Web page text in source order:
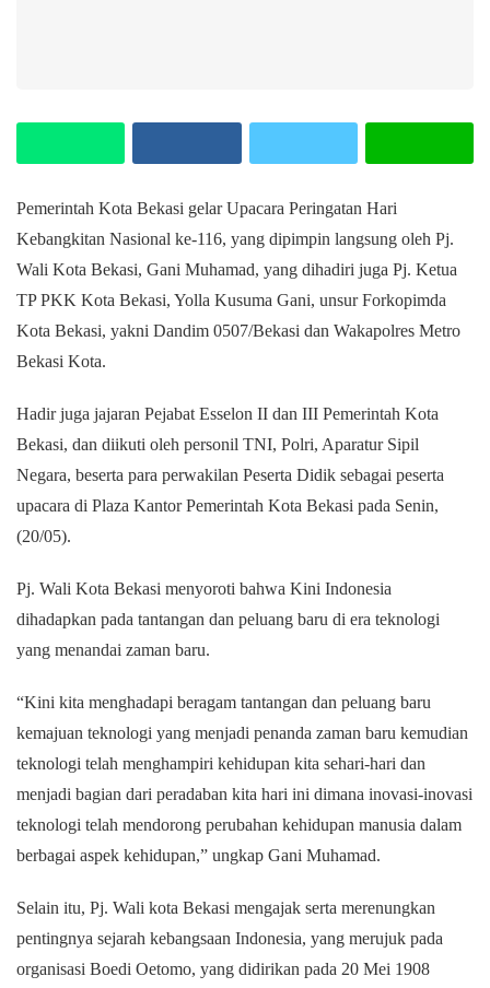
Pemerintah Kota Bekasi gelar Upacara Peringatan Hari
Kebangkitan Nasional ke-116, yang dipimpin langsung oleh Pj.
Wali Kota Bekasi, Gani Muhamad, yang dihadiri juga Pj. Ketua
TP PKK Kota Bekasi, Yolla Kusuma Gani, unsur Forkopimda
Kota Bekasi, yakni Dandim 0507/Bekasi dan Wakapolres Metro
Bekasi Kota.
Hadir juga jajaran Pejabat Esselon II dan III Pemerintah Kota
Bekasi, dan diikuti oleh personil TNI, Polri, Aparatur Sipil
Negara, beserta para perwakilan Peserta Didik sebagai peserta
upacara di Plaza Kantor Pemerintah Kota Bekasi pada Senin,
(20/05).
Pj. Wali Kota Bekasi menyoroti bahwa Kini Indonesia
dihadapkan pada tantangan dan peluang baru di era teknologi
yang menandai zaman baru.
“Kini kita menghadapi beragam tantangan dan peluang baru
kemajuan teknologi yang menjadi penanda zaman baru kemudian
teknologi telah menghampiri kehidupan kita sehari-hari dan
menjadi bagian dari peradaban kita hari ini dimana inovasi-inovasi
teknologi telah mendorong perubahan kehidupan manusia dalam
berbagai aspek kehidupan,” ungkap Gani Muhamad.
Selain itu, Pj. Wali kota Bekasi mengajak serta merenungkan
pentingnya sejarah kebangsaan Indonesia, yang merujuk pada
organisasi Boedi Oetomo, yang didirikan pada 20 Mei 1908